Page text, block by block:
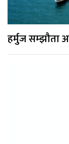
हर्मुज सम्झौता